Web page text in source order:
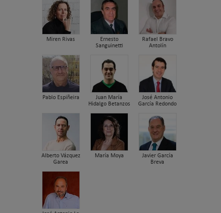
Miren Rivas
Ernesto
Sanguinetti
Rafael Bravo
Antolín
Pablo Espiñeira
Juan María
Hidalgo Betanzos
José Antonio
García Redondo
Alberto Vázquez
Garea
María Moya
Javier García
Breva